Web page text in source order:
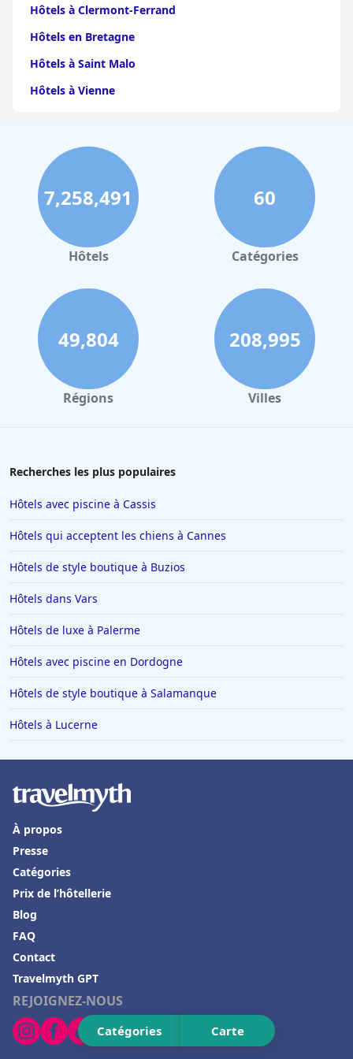
excellent service et ses équipements pratiques.
Hôtels à Clermont-Ferrand
Hôtels en Bretagne
Hôtels à Saint Malo
Hôtels à Vienne
Hôtels à Perpignan
Hôtels au Grand-Bornand
Hôtels à Strasbourg
Hôtels à Valence
Hôtels à Gerardmer
Hôtels à Dole
Hôtels à Les Gets
Hôtels à Port Leucate
Hôtels à Périgueux
Hôtels à Rosny-sous-Bois
Hôtels à Lens
Hôtels à Monaco
Hôtels à Saint-Jean-de-Monts
Hôtels à Saint-Paul-les-Dax
Hôtels à Puy-du-Fou
Hôtels à Tarnos
Hôtels à Le Barcares
Hôtels à Saulieu
Hôtels à Lyons-la-Forêt
Hôtels à Moulis
Hôtels à Lucerne
Hôtels à Thannenkirch
Hôtels à Vidauban
Hôtels à Taghazout
Hôtels à Grenoble
Hôtels à MagallufCatégories Carte
7,258,491
Hôtels
60
Catégories
49,804
Régions
208,995
Villes
Recherches les plus populaires
Hôtels avec piscine à Cassis
Hôtels qui acceptent les chiens à Cannes
Hôtels de style boutique à Buzios
Hôtels dans Vars
Hôtels de luxe à Palerme
Hôtels avec piscine en Dordogne
Hôtels de style boutique à Salamanque
Hôtels à Lucerne
REJOIGNEZ-NOUS
À propos
Presse
Catégories
Prix de l’hôtellerie
Blog
FAQ
Contact
Travelmyth GPT